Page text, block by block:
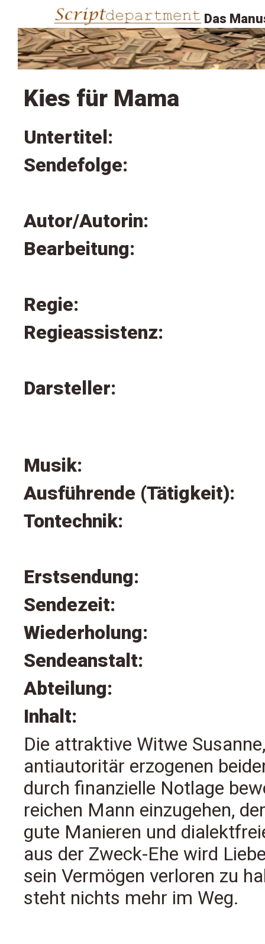
Das
Kies für Mama
Untertitel:
Sendefolge:
Autor/Autorin:
Bearbeitung:
Regie:
Regieassistenz:
Darsteller:
Musik:
Ausführende (Tätigkeit):
Tontechnik:
Erstsendung:
Sendezeit:
Wiederholung:
Sendeanstalt:
Abteilung:
Inhalt:
Die attraktive Witwe
antiautoritär erzogenen
durch finanzielle Notlage
reichen Mann einzugehen,
gute Manieren und
aus der Zweck-Ehe wird
sein Vermögen verloren zu
steht nichts mehr im Weg.